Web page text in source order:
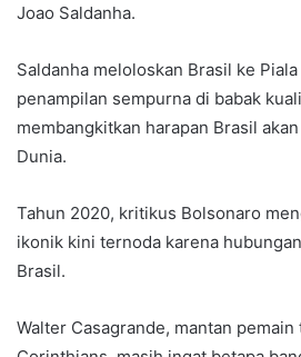
Joao Saldanha.
Saldanha meloloskan Brasil ke
penampilan sempurna di babak
membangkitkan harapan Brasil
Dunia.
Tahun 2020, kritikus Bolsonaro
ikonik kini ternoda karena
Brasil.
Walter Casagrande, mantan